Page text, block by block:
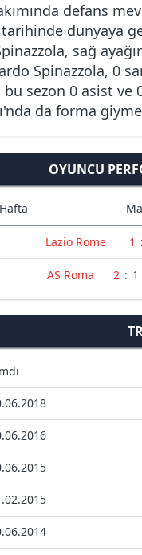
defans
tarihinde dünyaya
sağ
Spinazzola, 0
bu sezon 0 asist ve
da forma
OYUNCU
Hafta
Lazio Rome 1 :
AS Roma 2 : 1